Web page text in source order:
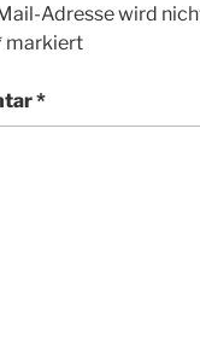
Adresse wird
markiert
*